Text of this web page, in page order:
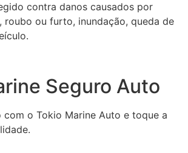
contra danos causados por
roubo ou furto, inundação, queda de
Seguro Auto
com o Tokio Marine Auto e toque a